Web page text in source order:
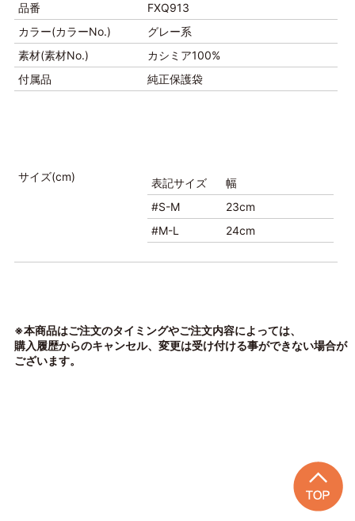
品番
FXQ913
カラー(カラーNo.)
グレー系
素材(素材No.)
カシミア100%
付属品
純正保護袋
サイズ(cm) 表記サイズ
幅
#S-M
23cm
#M-L
24cm
※本商品はご注文のタイミングやご注文内容によっては、
購入履歴からのキャンセル、変更は受け付ける事ができない場合が
ございます。